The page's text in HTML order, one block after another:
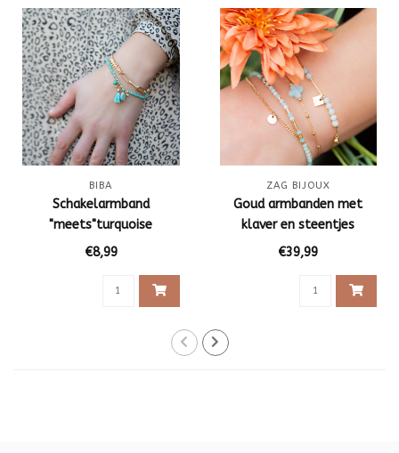
BIBA
Schakelarmband
"meets"turquoise
€8,99
ZAG BIJOUX
Goud armbanden met
klaver en steentjes
€39,99